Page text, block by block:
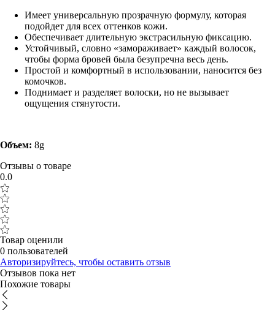
Имеет универсальную прозрачную формулу, которая
подойдет для всех оттенков кожи.
Обеспечивает длительную экстрасильную фиксацию.
Устойчивый, словно «замораживает» каждый волосок,
чтобы форма бровей была безупречна весь день.
Простой и комфортный в использовании, наносится без
комочков.
Поднимает и разделяет волоски, но не вызывает
ощущения стянутости.
Объем: 8g
Отзывы о товаре
0.0
Товар оценили
0 пользователей
Авторизируйтесь, чтобы оставить отзыв
Отзывов пока нет
Похожие товары